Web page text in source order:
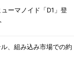
ーマノイド「D1」登
、組み込み市場での約